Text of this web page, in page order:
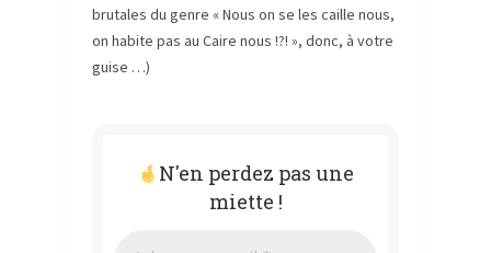
brutales du genre « Nous on se les caille nous,
on habite pas au Caire nous !?! », donc, à votre
guise …)
N'en perdez pas une
miette !